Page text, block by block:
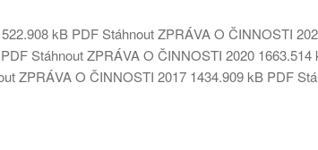
kB PDF Stáhnout ZPRÁVA O ČINNOSTI
PDF Stáhnout ZPRÁVA O ČINNOSTI 2020 1663.514
ZPRÁVA O ČINNOSTI 2017 1434.909 kB PDF